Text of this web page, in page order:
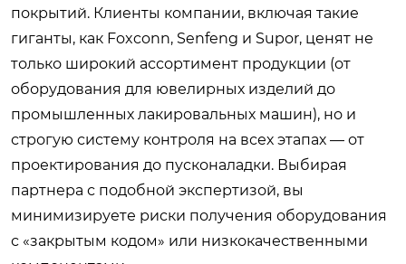
покрытий. Клиенты компании, включая такие
гиганты, как Foxconn, Senfeng и Supor, ценят не
только широкий ассортимент продукции (от
оборудования для ювелирных изделий до
промышленных лакировальных машин), но и
строгую систему контроля на всех этапах — от
проектирования до пусконаладки. Выбирая
партнера с подобной экспертизой, вы
минимизируете риски получения оборудования
с «закрытым кодом» или низкокачественными